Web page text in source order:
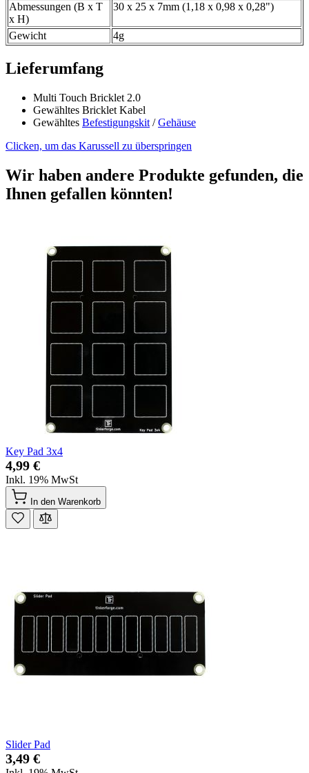
Abmessungen (B x T
x H)
30 x 25 x 7mm (1,18 x 0,98 x 0,28")
Gewicht 4g
Lieferumfang
Multi Touch Bricklet 2.0
Gewähltes Bricklet Kabel
Gewähltes Befestigungskit /Gehäuse
Clicken, um das Karussell zu überspringen
Wir haben andere Produkte gefunden, die
Ihnen gefallen könnten!
Key Pad 3x4
4,99 €
Inkl. 19% MwSt
In den Warenkorb
Slider Pad
3,49 €